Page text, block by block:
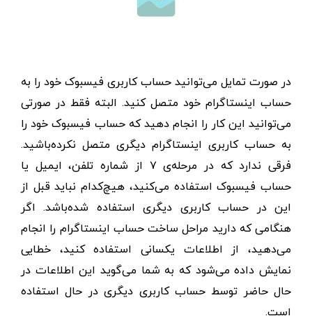
در صورت تمایل می‌توانید حساب کاربری فیسبوک خود را به
حساب اینستاگرام خود متصل کنید. البته فقط در صورتی
می‌توانید این کار را انجام دهید که حساب فیسبوک خود را
به حساب کاربری اینستاگرام دیگری متصل نکرده‌باشید.
فرقی ندارد که در مرحله‌ی ۷ از شماره تلفن، ایمیل یا
حساب فیسبوک استفاده می‌کنید، هیچ‌کدام نباید قبل از
این در حساب کاربری دیگری استفاده شده‌باشد. اگر
هنگامی که دارید مراحل ساخت حساب اینستاگرام را انجام
می‌دهید، از اطلاعات یکسانی استفاده کنید، خطایی
نمایش داده می‌شود که به شما می‌گوید این اطلاعات در
حال حاضر توسط حساب کاربری دیگری در حال استفاده
است.